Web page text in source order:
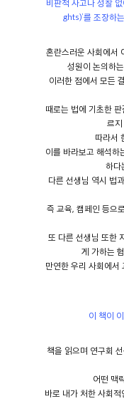
비판적 사고나 성찰
ghts)’를 조장하
혼란스러운 사회에서
성원이 논의하
이러한 점에서 모든
때로는 법에 기초한
르
따라서
이를 바라보고 해석하
하다
다른 선생님 역시 법
즉 교육, 캠페인 등으
또 다른 선생님 또한
게 가하는
만연한 우리 사회에서
이 책이
책을 읽으며 연구회
어떤 맥
바로 내가 처한 사회